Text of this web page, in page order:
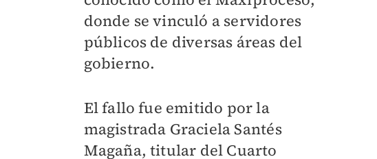
donde se vinculó a servidores
públicos de diversas áreas del
gobierno.
El fallo fue emitido por la
magistrada Graciela Santés
Magaña, titular del Cuarto